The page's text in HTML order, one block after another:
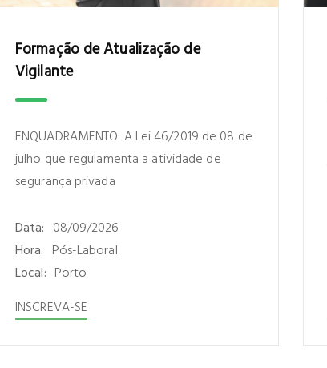
Formação de Atualização de
Vigilante
ENQUADRAMENTO: A Lei 46/2019 de 08 de
julho que regulamenta a atividade de
segurança privada
Data: 08/09/2026
Hora: Pós-Laboral
Local: Porto
INSCREVA-SE